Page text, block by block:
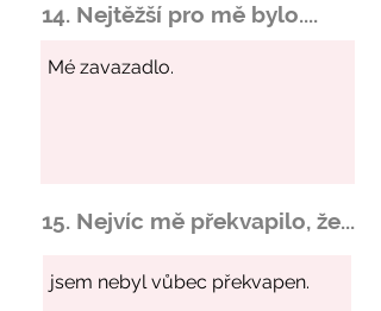
14. Nejtěžší pro mě bylo....
15. Nejvíc mě překvapilo, že...